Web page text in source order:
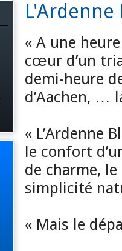
L'Ardenne
« A une
cœur d’un
demi-heure
d’Aachen, …
« L’Ardenne
le confort
de charme, le
simplicité
« Mais le